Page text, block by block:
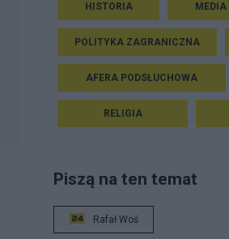
HISTORIA MEDIA
POLITYKA ZAGRANICZNA
AFERA PODSŁUCHOWA
RELIGIA
Piszą na ten temat
Rafał Woś